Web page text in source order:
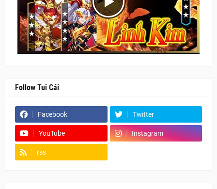
Follow Tui Cái
Facebook Twitter
YouTube Instagram
rss